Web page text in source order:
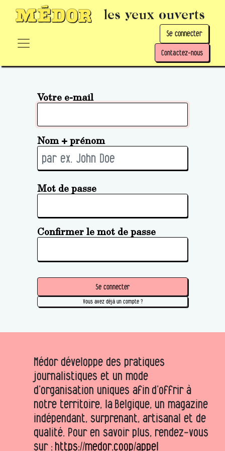
les yeux ouverts
Se connecter
Contactez-nous
Votre e-mail
Nom + prénom
Mot de passe
Confirmer le mot de passe
Se connecter
Vous avez déjà un compte ?
Médor développe des pratiques
journalistiques et un mode
d’organisation uniques afin d’offrir à
notre territoire, la Belgique, un magazine
indépendant, surprenant, artisanal et de
qualité. Pour en savoir plus, rendez-vous
sur : https://medor.coop/appel